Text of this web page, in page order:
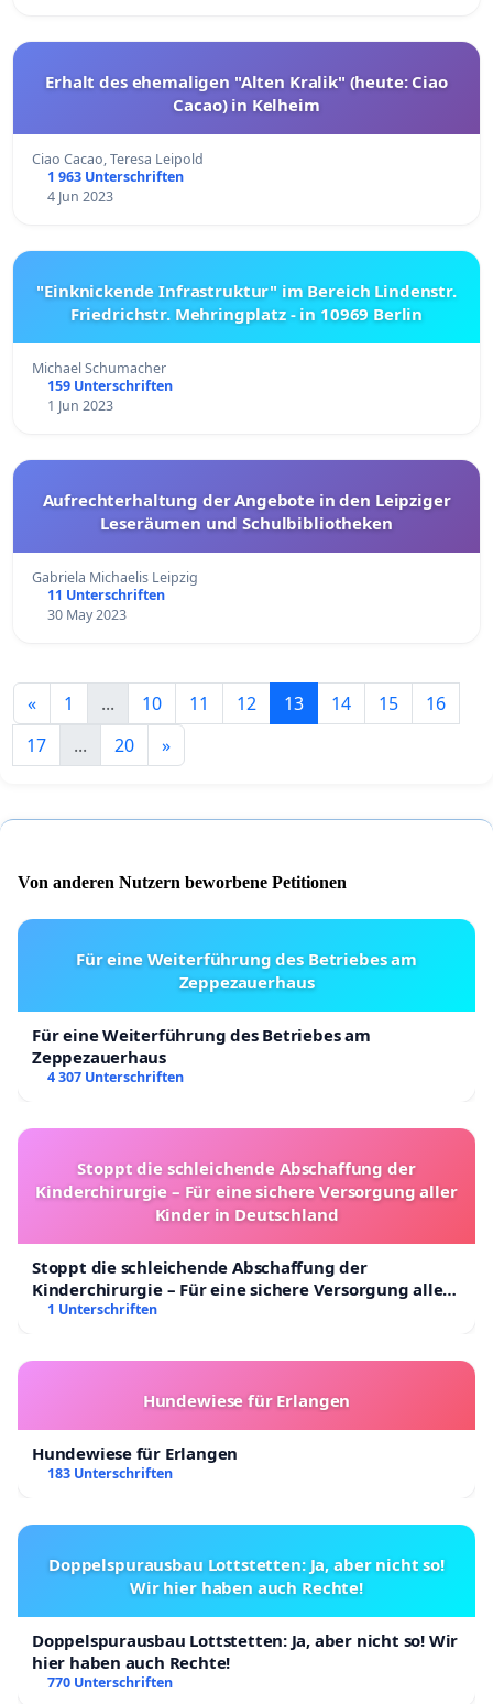
Erhalt des ehemaligen "Alten Kralik" (heute: Ciao
Cacao) in Kelheim
Ciao Cacao, Teresa Leipold
1 963 Unterschriften
4 Jun 2023
"Einknickende Infrastruktur" im Bereich Lindenstr.
Friedrichstr. Mehringplatz - in 10969 Berlin
Michael Schumacher
159 Unterschriften
1 Jun 2023
Aufrechterhaltung der Angebote in den Leipziger
Leseräumen und Schulbibliotheken
Gabriela Michaelis Leipzig
11 Unterschriften
30 May 2023
« 1 ... 10 11 12 13 14 15
16
17
... 20 »
Von anderen Nutzern beworbene Petitionen
Für eine Weiterführung des Betriebes am
Zeppezauerhaus
Für eine Weiterführung des Betriebes am
Zeppezauerhaus
4 307 Unterschriften
Stoppt die schleichende Abschaffung der
Kinderchirurgie – Für eine sichere Versorgung aller
Kinder in Deutschland
Stoppt die schleichende Abschaffung der
Kinderchirurgie – Für eine sichere Versorgung aller
Kinder in Deutschland
1 Unterschriften
Hundewiese für Erlangen
Hundewiese für Erlangen
183 Unterschriften
Doppelspurausbau Lottstetten: Ja, aber nicht so!
Wir hier haben auch Rechte!
Doppelspurausbau Lottstetten: Ja, aber nicht so! Wir
hier haben auch Rechte!
770 Unterschriften